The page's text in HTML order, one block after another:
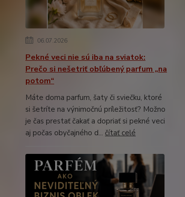
06.07.2026
Pekné veci nie sú iba na sviatok:
Prečo si nešetriť obľúbený parfum „na
potom“
Máte doma parfum, šaty či sviečku, ktoré
si šetríte na výnimočnú príležitosť? Možno
je čas prestať čakať a dopriať si pekné veci
aj počas obyčajného d... čítať celé